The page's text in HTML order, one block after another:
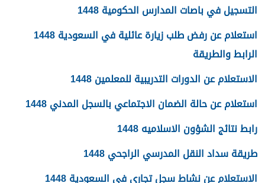
التسجيل في باصات المدارس الحكومية 1448
استعلام عن رفض طلب زيارة عائلية في السعودية 1448
الرابط والطريقة
الاستعلام عن الدورات التدريبية للمعلمين 1448
استعلام عن حالة الضمان الاجتماعي بالسجل المدني 1448
رابط نتائج الشؤون الاسلاميه 1448
طريقة سداد النقل المدرسي الراجحي 1448
الاستعلام عن نشاط سجل تجاري في السعودية 1448